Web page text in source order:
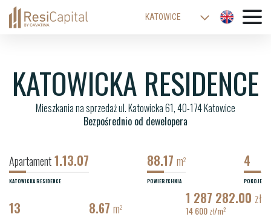
KATOWICE
WROCŁAW
KRAKÓW
BIELSKO-BIAŁA
KATOWICKA RESIDENCE
Mieszkania na sprzedaż ul. Katowicka 61, 40-174 Katowice
Bezpośrednio od dewelopera
KATOWICKA RESIDENCE
Apartament1.13.07
POWIERZCHNIA
88.17 m2
POKOJE
4
13 8.67 m2 1 287 282.00 zł
14 600 zł/m2